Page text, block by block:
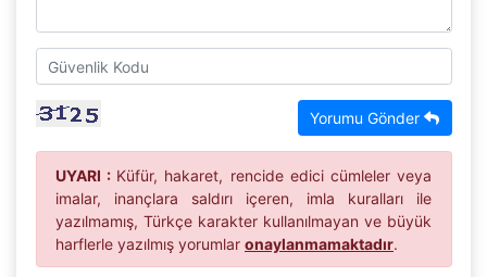
Yorumu Gönder
UYARI : Küfür, hakaret, rencide edici cümleler veya
imalar, inançlara saldırı içeren, imla kuralları ile
yazılmamış, Türkçe karakter kullanılmayan ve büyük
harflerle yazılmış yorumlar onaylanmamaktadır.